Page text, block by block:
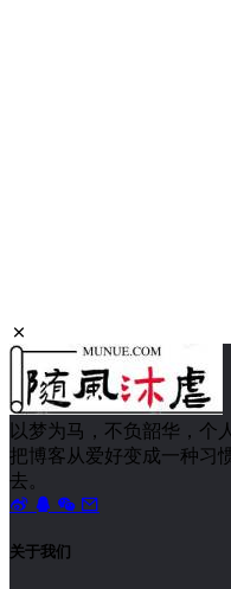
以梦为马，不负韶华，个
把博客从爱好变成一种习
去。
关于我们